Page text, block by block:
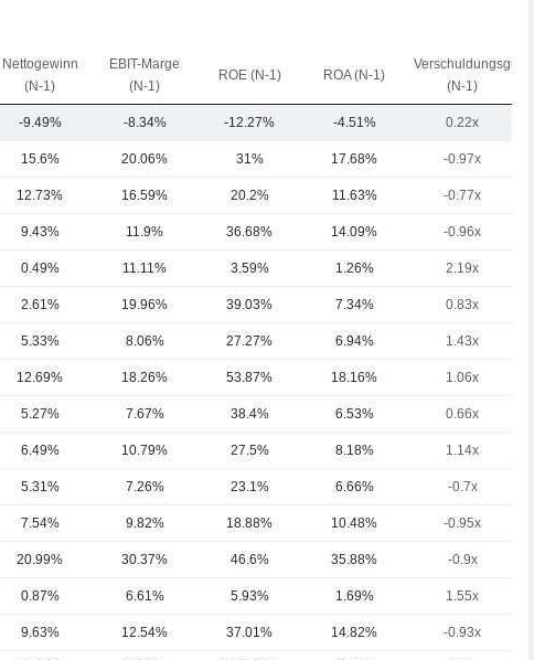
Nettogewinn
(N-1)
EBIT-Marge
(N-1)
ROE (N-1) ROA (N-1)
Verschuldungsgrad
(N-1)
-9.49% -8.34% -12.27% -4.51% 0.22x
15.6% 20.06% 31% 17.68% -0.97x
12.73% 16.59% 20.2% 11.63% -0.77x
9.43% 11.9% 36.68% 14.09% -0.96x
0.49% 11.11% 3.59% 1.26% 2.19x
2.61% 19.96% 39.03% 7.34% 0.83x
5.33% 8.06% 27.27% 6.94% 1.43x
12.69% 18.26% 53.87% 18.16% 1.06x
5.27% 7.67% 38.4% 6.53% 0.66x
6.49% 10.79% 27.5% 8.18% 1.14x
5.31% 7.26% 23.1% 6.66% -0.7x
7.54% 9.82% 18.88% 10.48% -0.95x
20.99% 30.37% 46.6% 35.88% -0.9x
0.87% 6.61% 5.93% 1.69% 1.55x
9.63% 12.54% 37.01% 14.82% -0.93x